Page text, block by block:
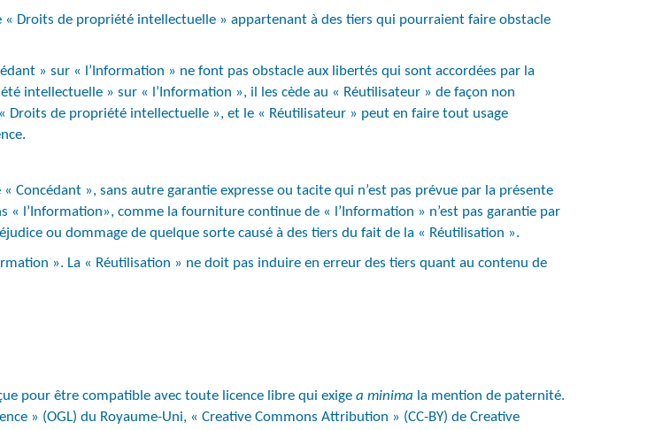
« Droits de propriété intellectuelle » appartenant à des tiers qui pourraient faire obstacle
» sur « l’Information » ne font pas obstacle aux libertés qui sont accordées par la
intellectuelle » sur « l’Information », il les cède au « Réutilisateur » de façon non
de propriété intellectuelle », et le « Réutilisateur » peut en faire tout usage
», sans autre garantie expresse ou tacite qui n’est pas prévue par la présente
« l’Information», comme la fourniture continue de « l’Information » n’est pas garantie par
ou dommage de quelque sorte causé à des tiers du fait de la « Réutilisation ».
». La « Réutilisation » ne doit pas induire en erreur des tiers quant au contenu de
pour être compatible avec toute licence libre qui exige a minima la mention de paternité.
» (OGL) du Royaume-Uni, « Creative Commons Attribution » (CC-BY) de Creative